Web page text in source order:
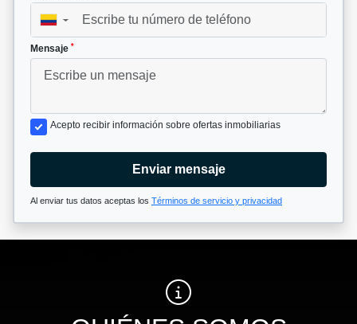
▼
Mensaje *
Acepto recibir información sobre ofertas inmobiliarias
Enviar mensaje
Al enviar tus datos aceptas los Términos de servicio y privacidad